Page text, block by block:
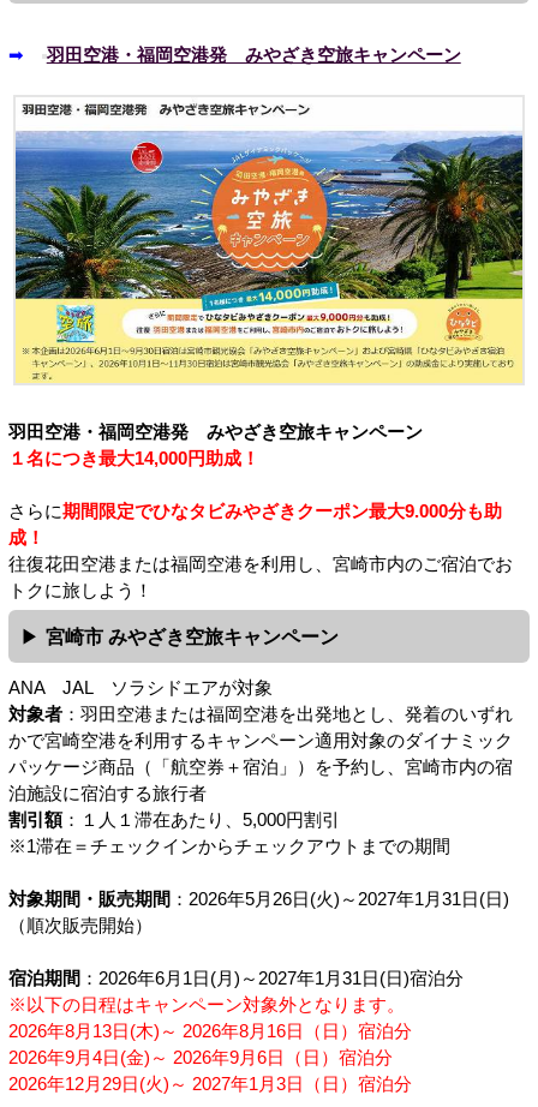
➡ 羽田空港・福岡空港発 みやざき空旅キャンペーン
羽田空港・福岡空港発 みやざき空旅キャンペーン
１名につき最大14,000円助成！
さらに期間限定でひなタビみやざきクーポン最大9.000分も助
成！
往復花田空港または福岡空港を利用し、宮崎市内のご宿泊でお
トクに旅しよう！
宮崎市 みやざき空旅キャンペーン
ANA JAL ソラシドエアが対象
対象者：羽田空港または福岡空港を出発地とし、発着のいずれ
かで宮崎空港を利用するキャンペーン適用対象のダイナミック
パッケージ商品（「航空券＋宿泊」）を予約し、宮崎市内の宿
泊施設に宿泊する旅行者
割引額：１人１滞在あたり、5,000円割引
※1滞在＝チェックインからチェックアウトまでの期間
対象期間・販売期間 ：2026年5月26日(火)～2027年1月31日(日)
（順次販売開始）
宿泊期間 ：2026年6月1日(月)～2027年1月31日(日)宿泊分
※以下の日程はキャンペーン対象外となります。
2026年8月13日(木)～ 2026年8月16日（日）宿泊分
2026年9月4日(金)～ 2026年9月6日（日）宿泊分
2026年12月29日(火)～ 2027年1月3日（日）宿泊分